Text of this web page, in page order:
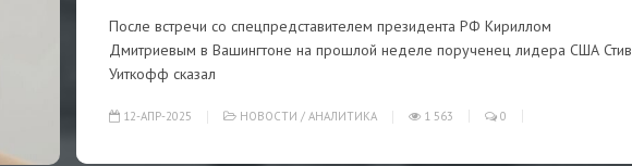
После встречи со спецпредставителем президента РФ Кириллом
Дмитриевым в Вашингтоне на прошлой неделе порученец лидера США Стив
Уиткофф сказал
12-АПР-2025 НОВОСТИ / АНАЛИТИКА 1 563 0